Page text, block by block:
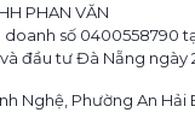
PHAN VĂN
số 0400558790
đầu tư Đà Nẵng ngày
Nghệ, Phường An Hải